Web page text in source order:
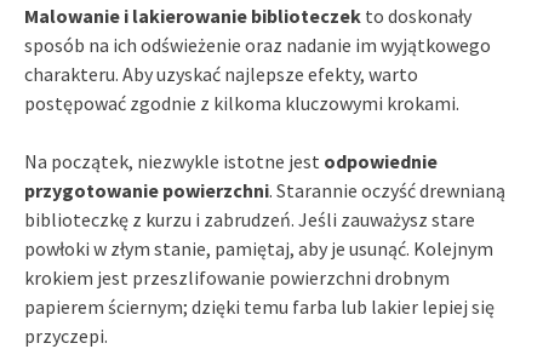
Malowanie i lakierowanie biblioteczek to doskonały
sposób na ich odświeżenie oraz nadanie im wyjątkowego
charakteru. Aby uzyskać najlepsze efekty, warto
postępować zgodnie z kilkoma kluczowymi krokami.
Na początek, niezwykle istotne jest odpowiednie
przygotowanie powierzchni. Starannie oczyść drewnianą
biblioteczkę z kurzu i zabrudzeń. Jeśli zauważysz stare
powłoki w złym stanie, pamiętaj, aby je usunąć. Kolejnym
krokiem jest przeszlifowanie powierzchni drobnym
papierem ściernym; dzięki temu farba lub lakier lepiej się
przyczepi.